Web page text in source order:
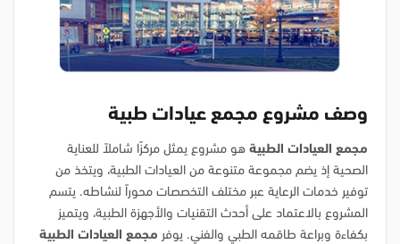
وصف مشروع مجمع عيادات طبية
مجمع العيادات الطبية هو مشروع يمثل مركزًا شاملاً للعناية
الصحية إذ يضم مجموعة متنوعة من العيادات الطبية، ويتخذ من
توفير خدمات الرعاية عبر مختلف التخصصات محوراً لنشاطه. يتسم
المشروع بالاعتماد على أحدث التقنيات والأجهزة الطبية، ويتميز
بكفاءة وبراعة طاقمه الطبي والفني. يوفر مجمع العيادات الطبية